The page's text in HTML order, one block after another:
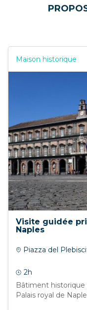
Maison historique
Visite guidée
Naples
Piazza del
2h
Bâtiment historique
Palais royal de